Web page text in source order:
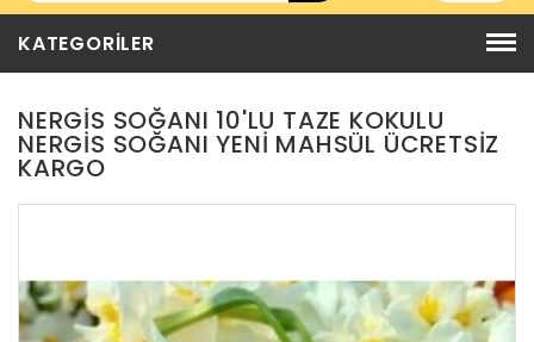
KATEGORILER
NERGIS SOĞANI 10'LU TAZE KOKULU
NERGIS SOĞANI YENI MAHSÜL ÜCRETSİZ
KARGO